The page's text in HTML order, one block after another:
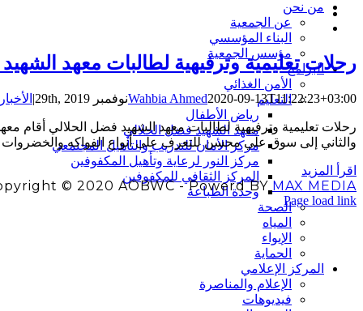
من نحن
عن الجمعية
البناء المؤسسي
مؤسس الجمعية
البرامج
الأمن الغذائي
التعليم
رياض الأطفال
معهد الشهيد فضل الحلالي
مركز الأمان للتدريب والتأهيل المجتمعي
مركز النور لرعاية وتأهيل المكفوفين
المركز الثقافي للمكفوفين
وحدة الطباعة
الصحة
المياه
الإيواء
الحماية
المركز الإعلامي
الإعلام والمناصرة
فيديوهات
رحلات تعليمية وترفيهية لطالبات معهد
Wahbia Ahmed2020-09-13T11:22:23+03:00 نوفمبر 29th, 2019 | الأخبار
والثاني إلى سوق علي محسن للتعرف على أنواع الفواكه والخضروات والتعرف على
‫اقرأ المزيد
© 2020 AOBWC - Powerd BY MAX MEDIA
Facebook
X
Instagram
YouTube
Page load link